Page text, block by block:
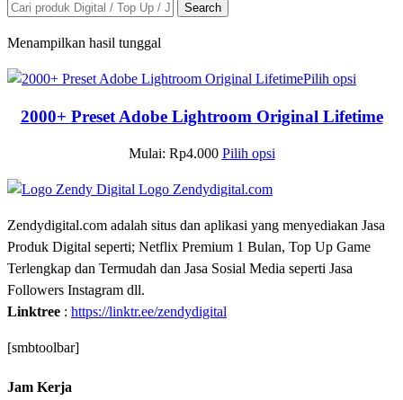
Search
Menampilkan hasil tunggal
Pilih opsi
2000+ Preset Adobe Lightroom Original Lifetime
Mulai: Rp4.000 Pilih opsi
Zendydigital.com adalah situs dan aplikasi yang menyediakan Jasa
Produk Digital seperti; Netflix Premium 1 Bulan, Top Up Game
Terlengkap dan Termudah dan Jasa Sosial Media seperti Jasa
Followers Instagram dll.
Linktree : https://linktr.ee/zendydigital
[smbtoolbar]
Jam Kerja